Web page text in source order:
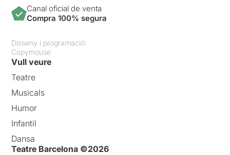
Canal oficial de venta
Compra 100% segura
Disseny i programació:
Copymouse
Vull veure
Teatre
Musicals
Humor
Infantil
Dansa
Teatre Barcelona ©2026